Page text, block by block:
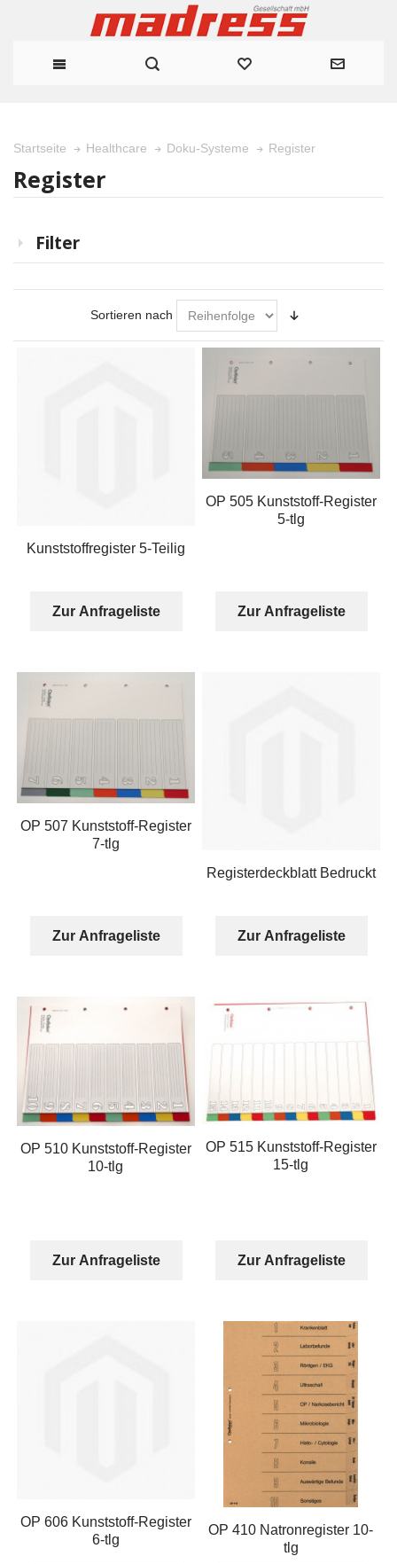
Startseite Healthcare Doku-Systeme Register
Register
Filter
Sortieren nach
Kunststoffregister 5-Teilig
Zur Anfrageliste
OP 505 Kunststoff-Register
5-tlg
Zur Anfrageliste
OP 507 Kunststoff-Register
7-tlg
Zur Anfrageliste
Registerdeckblatt Bedruckt
Zur Anfrageliste
OP 510 Kunststoff-Register
10-tlg
Zur Anfrageliste
OP 515 Kunststoff-Register
15-tlg
Zur Anfrageliste
OP 606 Kunststoff-Register
6-tlg
OP 410 Natronregister 10-
tlg